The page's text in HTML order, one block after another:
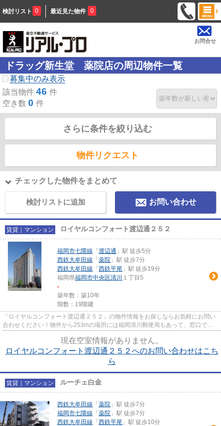
検討リスト 0 最近見た物件 0
お問合せ
ドラッグ新生堂 薬院店の周辺物件一覧
募集中のみ表示
該当物件 46 件
空き数 0 件
さらに条件を絞り込む
物件リクエスト
チェックした物件をまとめて
検討リストに追加 お問い合わせ
賃貸｜マンション ロイヤルコンフォート渡辺通２５２
福岡市七隈線 「渡辺通 」駅 徒歩5分
西鉄大牟田線 「薬院 」駅 徒歩7分
西鉄大牟田線 「西鉄平尾 」駅 徒歩19分
福岡県福岡市中央区清川 １丁目5
-
築年数：築10年
階数：19階建
「ロイヤルコンフォート渡辺通２５２」の物件情報をお探しならお気軽にお問い
合わせください！物件から253mの場所には福岡清川郵便局もあって、窓口での
手続きも楽々！キッチンにはコ...
現在空室情報がありません。
ロイヤルコンフォート渡辺通２５２へのお問い合わせはこち
ら
賃貸｜マンション ルーチェ白金
西鉄大牟田線 「薬院 」駅 徒歩7分
福岡市七隈線 「薬院 」駅 徒歩7分
西鉄大牟田線 「西鉄平尾 」駅 徒歩10分